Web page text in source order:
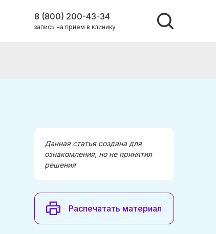
8 (800) 200-43-34
запись на прием в клинику
Данная статья создана для
ознакомления, но не принятия
решения
Распечатать материал